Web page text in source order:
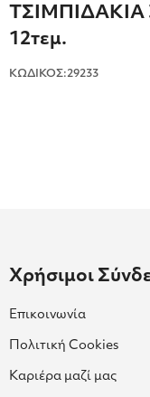
12τεμ.
ΚΩΔΙΚΟΣ:29233
Χρήσιμοι
Επικοινωνία
Πολιτική Cookies
Καριέρα μαζί μας